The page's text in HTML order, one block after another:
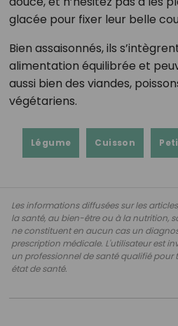
glacée pour fixer leur belle
Bien assaisonnés, ils
alimentation équilibrée et
aussi bien des viandes,
végétariens.
Légume Cuisson
Les informations diffusées sur les
la santé, au bien-être ou à la nutrition,
ne constituent en aucun cas un
prescription médicale. L'utilisateur est
un professionnel de santé qualifié pour
état de santé.